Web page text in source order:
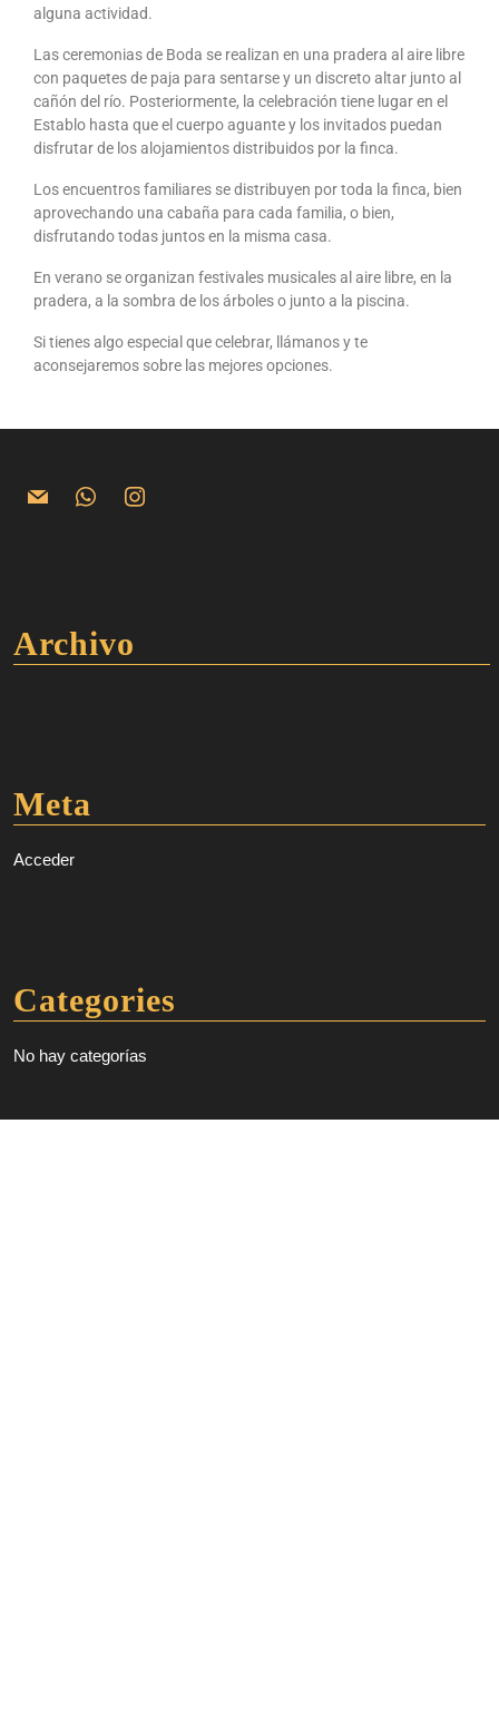
alguna actividad.
Las ceremonias de Boda se realizan en una pradera al aire libre
con paquetes de paja para sentarse y un discreto altar junto al
cañón del río. Posteriormente, la celebración tiene lugar en el
Establo hasta que el cuerpo aguante y los invitados puedan
disfrutar de los alojamientos distribuidos por la finca.
Los encuentros familiares se distribuyen por toda la finca, bien
aprovechando una cabaña para cada familia, o bien,
disfrutando todas juntos en la misma casa.
En verano se organizan festivales musicales al aire libre, en la
pradera, a la sombra de los árboles o junto a la piscina.
Si tienes algo especial que celebrar, llámanos y te
aconsejaremos sobre las mejores opciones.
Archivo
Meta
Acceder
Categories
No hay categorías